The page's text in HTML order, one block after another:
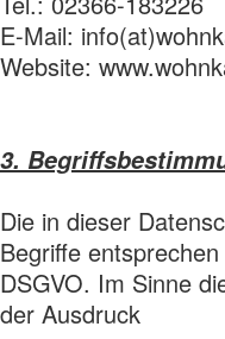
E-Mail:
Website:
3.
Die in dieser
Begriffe
DSGVO. Im Sinne
der Ausdruck